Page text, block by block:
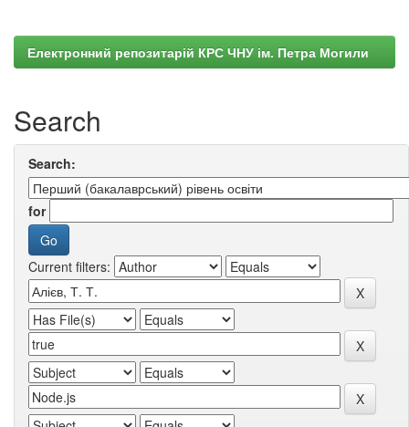
Електронний репозитарій КРС ЧНУ ім. Петра Могили
Search
Search:
for
Current filters: